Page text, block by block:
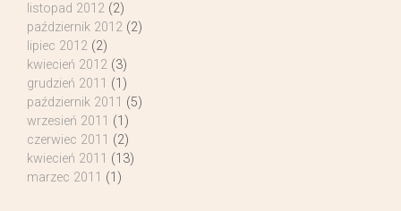
listopad 2012 (2)
październik 2012 (2)
lipiec 2012 (2)
kwiecień 2012 (3)
grudzień 2011 (1)
październik 2011 (5)
wrzesień 2011 (1)
czerwiec 2011 (2)
kwiecień 2011 (13)
marzec 2011 (1)